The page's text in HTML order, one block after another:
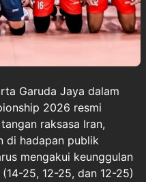
Garuda Jaya dalam
2026 resmi
raksasa Iran,
di hadapan publik
mengakui keunggulan
25, 12-25, dan 12-25)